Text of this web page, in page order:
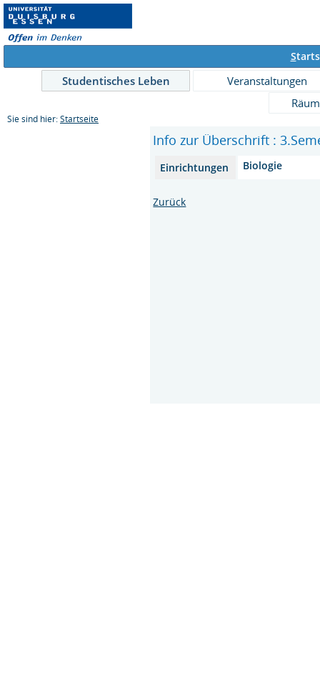
S
Studentisches Leben
Veranstaltungen
Sie sind hier: Startseite
Info zur Überschrift :
Einrichtungen Biologie
Zurück